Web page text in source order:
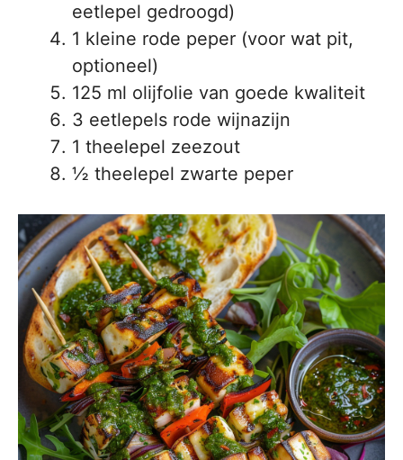
eetlepel gedroogd)
1 kleine rode peper (voor wat pit,
optioneel)
125 ml olijfolie van goede kwaliteit
3 eetlepels rode wijnazijn
1 theelepel zeezout
½ theelepel zwarte peper